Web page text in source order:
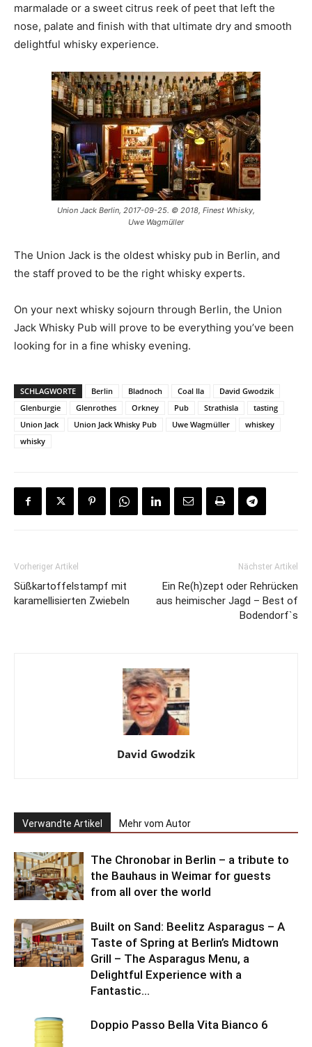
marmalade or a sweet citrus reek of peet that left the
nose, palate and finish with that ultimate dry and smooth
delightful whisky experience.
Union Jack Berlin, 2017-09-25. © 2018, Finest Whisky,
Uwe Wagmüller
The Union Jack is the oldest whisky pub in Berlin, and
the staff proved to be the right whisky experts.
On your next whisky sojourn through Berlin, the Union
Jack Whisky Pub will prove to be everything you’ve been
looking for in a fine whisky evening.
SCHLAGWORTE Berlin Bladnoch Coal Ila
David Gwodzik
Glenburgie
Glenrothes Orkney Pub Strathisla
tasting
Union Jack
Union Jack Whisky Pub Uwe Wagmüller
whiskey
whisky
Vorheriger Artikel
Süßkartoffelstampf mit
karamellisierten Zwiebeln
Nächster Artikel
Ein Re(h)zept oder Rehrücken
aus heimischer Jagd – Best of
Bodendorf`s
David Gwodzik
Verwandte Artikel Mehr vom Autor
The Chronobar in Berlin – a tribute to
the Bauhaus in Weimar for guests
from all over the world
Built on Sand: Beelitz Asparagus – A
Taste of Spring at Berlin’s Midtown
Grill – The Asparagus Menu, a
Delightful Experience with a
Fantastic...
Doppio Passo Bella Vita Bianco 6